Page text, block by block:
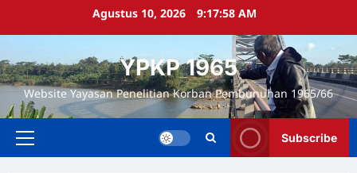
Agustus 10, 2026 9:18:00 AM
YPKP 1965
Website Yayasan Penelitian Korban Pembunuhan 1965/66
Primary
Subscribe